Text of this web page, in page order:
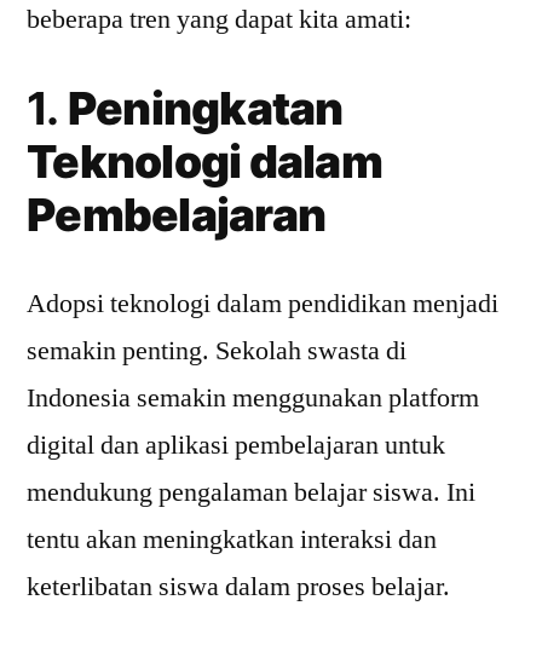
beberapa tren yang dapat kita amati:
1. Peningkatan
Teknologi dalam
Pembelajaran
Adopsi teknologi dalam pendidikan menjadi
semakin penting. Sekolah swasta di
Indonesia semakin menggunakan platform
digital dan aplikasi pembelajaran untuk
mendukung pengalaman belajar siswa. Ini
tentu akan meningkatkan interaksi dan
keterlibatan siswa dalam proses belajar.